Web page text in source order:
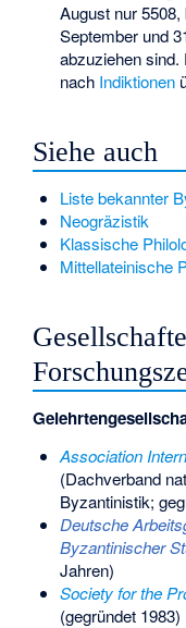
August nur
September und
abzuziehen sind.
nach Indiktionen
Siehe auch
Liste bekannter
Neogräzistik
Klassische
Mittellateinische
Association
(Dachverband
Byzantinistik;
Deutsche
Byzantinischer
Jahren)
Society for the
(gegründet 1983)